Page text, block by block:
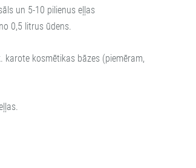
un 5-10 pilienus eļļas
0,5 litrus ūdens.
karote kosmētikas bāzes (piemēram,